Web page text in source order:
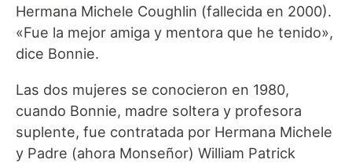
Hermana Michele Coughlin (fallecida en 2000).
«Fue la mejor amiga y mentora que he tenido»,
dice Bonnie.
Las dos mujeres se conocieron en 1980,
cuando Bonnie, madre soltera y profesora
suplente, fue contratada por Hermana Michele
y Padre (ahora Monseñor) William Patrick